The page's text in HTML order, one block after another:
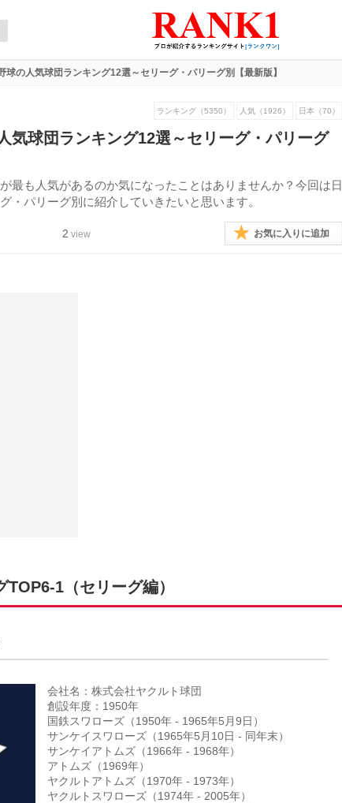
球の人気球団ランキング12選～セリーグ・パリーグ別【最新版】
ランキング（5350） 人気（1926） 日本（70）
気球団ランキング12選～セリーグ・パリーグ
最も人気があるのか気になったことはありませんか？今回は日
・パリーグ別に紹介していきたいと思います。
2 view お気に入りに追加
1（セリーグ編）
会社名：株式会社ヤクルト球団
創設年度：1950年
国鉄スワローズ（1950年 - 1965年5月9日）
サンケイスワローズ（1965年5月10日 - 同年末）
サンケイアトムズ（1966年 - 1968年）
アトムズ（1969年）
ヤクルトアトムズ（1970年 - 1973年）
ヤクルトスワローズ（1974年 - 2005年）